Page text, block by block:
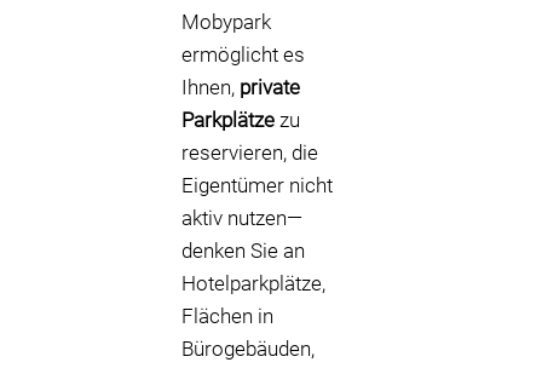
Mobypark
ermöglicht es
Ihnen, private
Parkplätze zu
reservieren, die
Eigentümer nicht
aktiv nutzen—
denken Sie an
Hotelparkplätze,
Flächen in
Bürogebäuden,